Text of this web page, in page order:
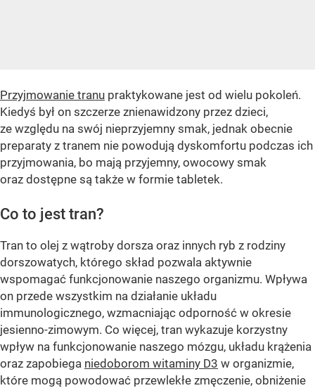
Przyjmowanie tranu praktykowane jest od wielu pokoleń.
Kiedyś był on szczerze znienawidzony przez dzieci,
ze względu na swój nieprzyjemny smak, jednak obecnie
preparaty z tranem nie powodują dyskomfortu podczas ich
przyjmowania, bo mają przyjemny, owocowy smak
oraz dostępne są także w formie tabletek.
Co to jest tran?
Tran to olej z wątroby dorsza oraz innych ryb z rodziny
dorszowatych, którego skład pozwala aktywnie
wspomagać funkcjonowanie naszego organizmu. Wpływa
on przede wszystkim na działanie układu
immunologicznego, wzmacniając odporność w okresie
jesienno-zimowym. Co więcej, tran wykazuje korzystny
wpływ na funkcjonowanie naszego mózgu, układu krążenia
oraz zapobiega niedoborom witaminy D3 w organizmie,
które mogą powodować przewlekłe zmęczenie, obniżenie